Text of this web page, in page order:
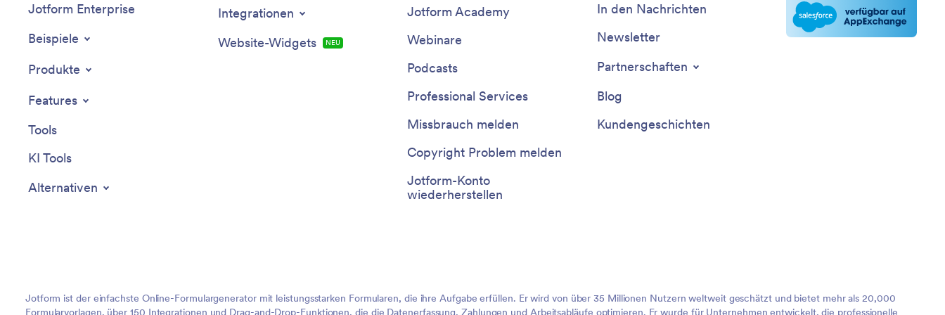
Inventarwerte einzugeben und passen
Büromaterialien selbst per Drag & Drop
an, um Formularfelder hinzuzufügen
oder zu entfernen, Schriftarten und
Farben zu ändern, Markenelemente
Sie noch heute Ihre eigene Inventarliste
Jotform Enterprise
Beispiele
Produkte
Features
Tools
KI Tools
Alternativen
Integrationen
Website-Widgets
NEU
Jotform Academy
Webinare
Podcasts
Professional Services
Missbrauch melden
Copyright Problem melden
Jotform-Konto
wiederherstellen
In den Nachrichten
Newsletter
Partnerschaften
Blog
Kundengeschichten
Jotform ist der einfachste Online-Formulargenerator mit leistungsstarken Formularen, die ihre Aufgabe erfüllen. Er wird von über 35 Millionen Nutzern weltweit geschätzt und bietet mehr als 20,000
Formularvorlagen, über 150 Integrationen und Drag-and-Drop-Funktionen, die die Datenerfassung, Zahlungen und Arbeitsabläufe optimieren. Er wurde für Unternehmen entwickelt, die professionelle